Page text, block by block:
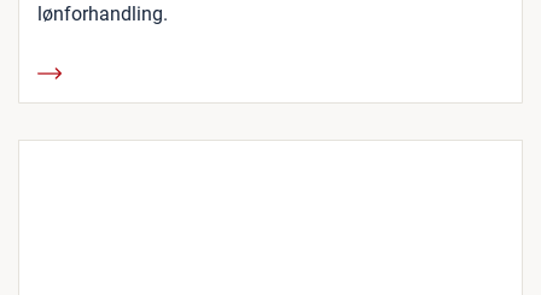
lønforhandling.